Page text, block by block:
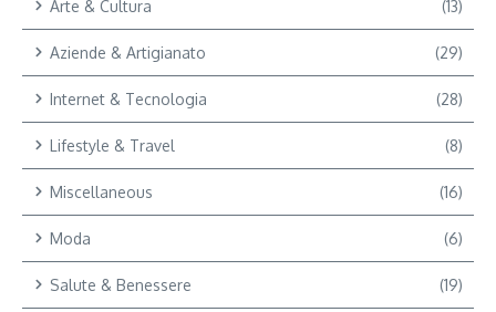
Arte & Cultura (13)
Aziende & Artigianato (29)
Internet & Tecnologia (28)
Lifestyle & Travel (8)
Miscellaneous (16)
Moda (6)
Salute & Benessere (19)